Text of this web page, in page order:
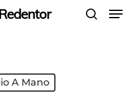
Menu
A Mano